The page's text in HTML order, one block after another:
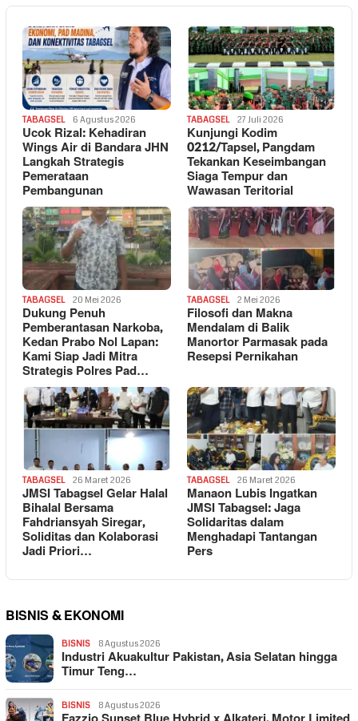
TABAGSEL 6 Agustus 2026
Ucok Rizal: Kehadiran
Wings Air di Bandara JHN
Langkah Strategis
Pemerataan
Pembangunan
TABAGSEL 27 Juli 2026
Kunjungi Kodim
0212/Tapsel, Pangdam
Tekankan Keseimbangan
Siaga Tempur dan
Wawasan Teritorial
TABAGSEL 20 Mei 2026
Dukung Penuh
Pemberantasan Narkoba,
Kedan Prabo Nol Lapan:
Kami Siap Jadi Mitra
Strategis Polres Pad…
TABAGSEL 2 Mei 2026
Filosofi dan Makna
Mendalam di Balik
Manortor Parmasak pada
Resepsi Pernikahan
TABAGSEL 26 Maret 2026
JMSI Tabagsel Gelar Halal
Bihalal Bersama
Fahdriansyah Siregar,
Soliditas dan Kolaborasi
Jadi Priori…
TABAGSEL 26 Maret 2026
Manaon Lubis Ingatkan
JMSI Tabagsel: Jaga
Solidaritas dalam
Menghadapi Tantangan
Pers
BISNIS & EKONOMI
BISNIS 8 Agustus 2026
Industri Akuakultur Pakistan, Asia Selatan hingga
Timur Teng…
BISNIS 8 Agustus 2026